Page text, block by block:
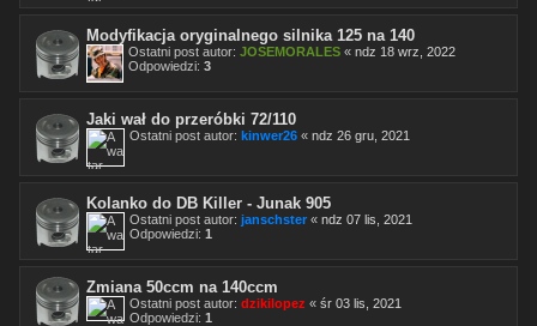
Modyfikacja oryginalnego silnika 125 na 140
Ostatni post autor: JOSEMORALES « ndz 18 wrz, 2022
Odpowiedzi: 3
Jaki wał do przeróbki 72/110
Ostatni post autor: kinwer26 « ndz 26 gru, 2021
Kolanko do DB Killer - Junak 905
Ostatni post autor: janschster « ndz 07 lis, 2021
Odpowiedzi: 1
Zmiana 50ccm na 140ccm
Ostatni post autor: dzikilopez « śr 03 lis, 2021
Odpowiedzi: 1